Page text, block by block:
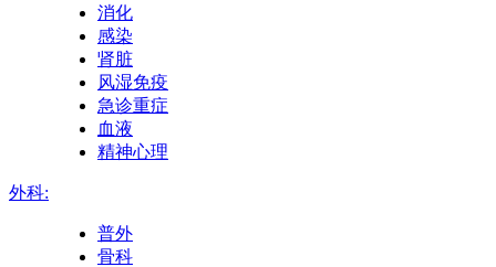
消化
感染
肾脏
风湿免疫
急诊重症
血液
精神心理
外科:
普外
骨科